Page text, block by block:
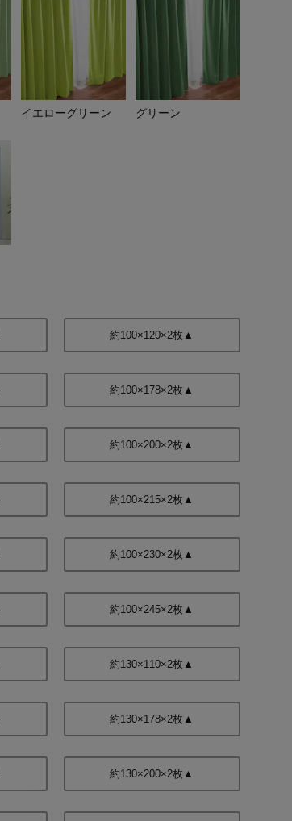
イエローグリーン グリーン
約100×120×2枚▲
約100×178×2枚▲
約100×200×2枚▲
約100×215×2枚▲
約100×230×2枚▲
約100×245×2枚▲
約130×110×2枚▲
約130×178×2枚▲
約130×200×2枚▲